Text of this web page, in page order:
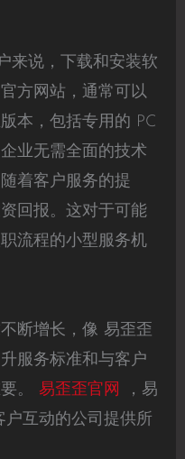
来说，下载和安装软
方网站，通常可以
本，包括专用的 PC
业无需全面的技术
着客户服务的提
回报。这对于可能
流程的小型服务机
断增长，像 易歪歪
服务标准和与客户
。 易歪歪官网
，易
互动的公司提供所